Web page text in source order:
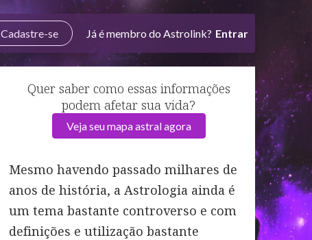
Cadastre-se Já é membro do Astrolink? Entrar
Quer saber como essas informações
podem afetar sua vida?
Veja seu mapa astral agora
Mesmo havendo passado milhares de
anos de história, a Astrologia ainda é
um tema bastante controverso e com
definições e utilização bastante